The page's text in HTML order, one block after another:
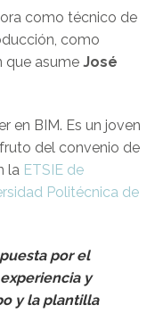
como técnico de
como
que asume José
en BIM. Es un joven
del convenio de
la ETSIE de
Politécnica de
por el
y
y la plantilla